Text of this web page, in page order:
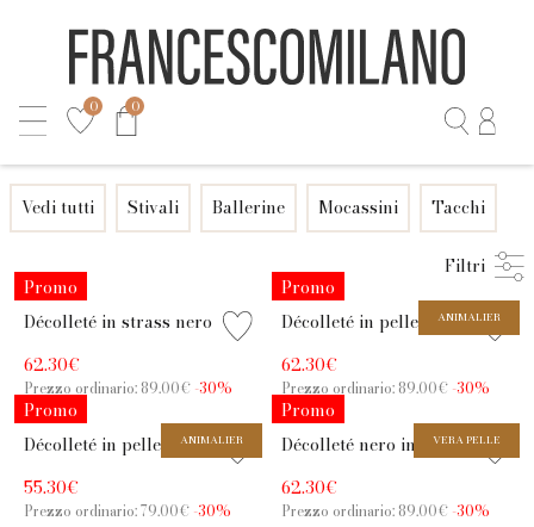
0 0
Vedi tutti Stivali Ballerine Mocassini Tacchi
Filtri
Promo
Décolleté in strass nero con
62.30€
Prezzo ordinario: 89.00€ -30%
ANIMALIER
Promo
Décolleté in pelle nero-
62.30€
Prezzo ordinario: 89.00€ -30%
ANIMALIER
Promo
Décolleté in pelle color
55.30€
Prezzo ordinario: 79.00€ -30%
VERA PELLE
Promo
Décolleté nero in pelle con
62.30€
Prezzo ordinario: 89.00€ -30%